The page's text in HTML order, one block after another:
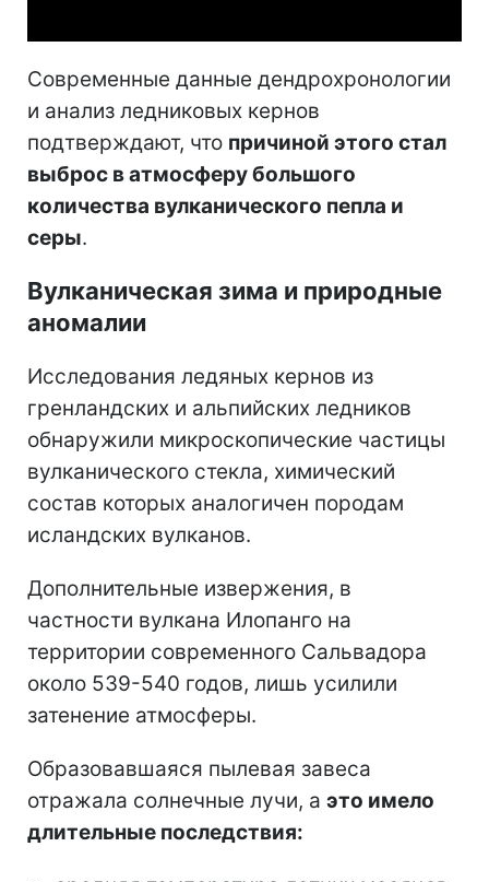
Современные данные дендрохронологии
и анализ ледниковых кернов
подтверждают, что причиной этого стал
выброс в атмосферу большого
количества вулканического пепла и
серы.
Вулканическая зима и природные
аномалии
Исследования ледяных кернов из
гренландских и альпийских ледников
обнаружили микроскопические частицы
вулканического стекла, химический
состав которых аналогичен породам
исландских вулканов.
Дополнительные извержения, в
частности вулкана Илопанго на
территории современного Сальвадора
около 539-540 годов, лишь усилили
затенение атмосферы.
Образовавшаяся пылевая завеса
отражала солнечные лучи, а это имело
длительные последствия: